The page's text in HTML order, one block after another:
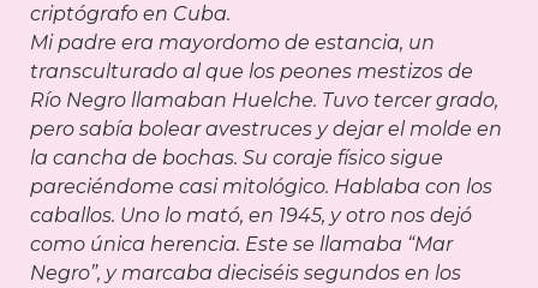
criptógrafo en Cuba.
Mi padre era mayordomo de estancia, un
transculturado al que los peones mestizos de
Río Negro llamaban Huelche. Tuvo tercer grado,
pero sabía bolear avestruces y dejar el molde en
la cancha de bochas. Su coraje físico sigue
pareciéndome casi mitológico. Hablaba con los
caballos. Uno lo mató, en 1945, y otro nos dejó
como única herencia. Este se llamaba “Mar
Negro”, y marcaba dieciséis segundos en los